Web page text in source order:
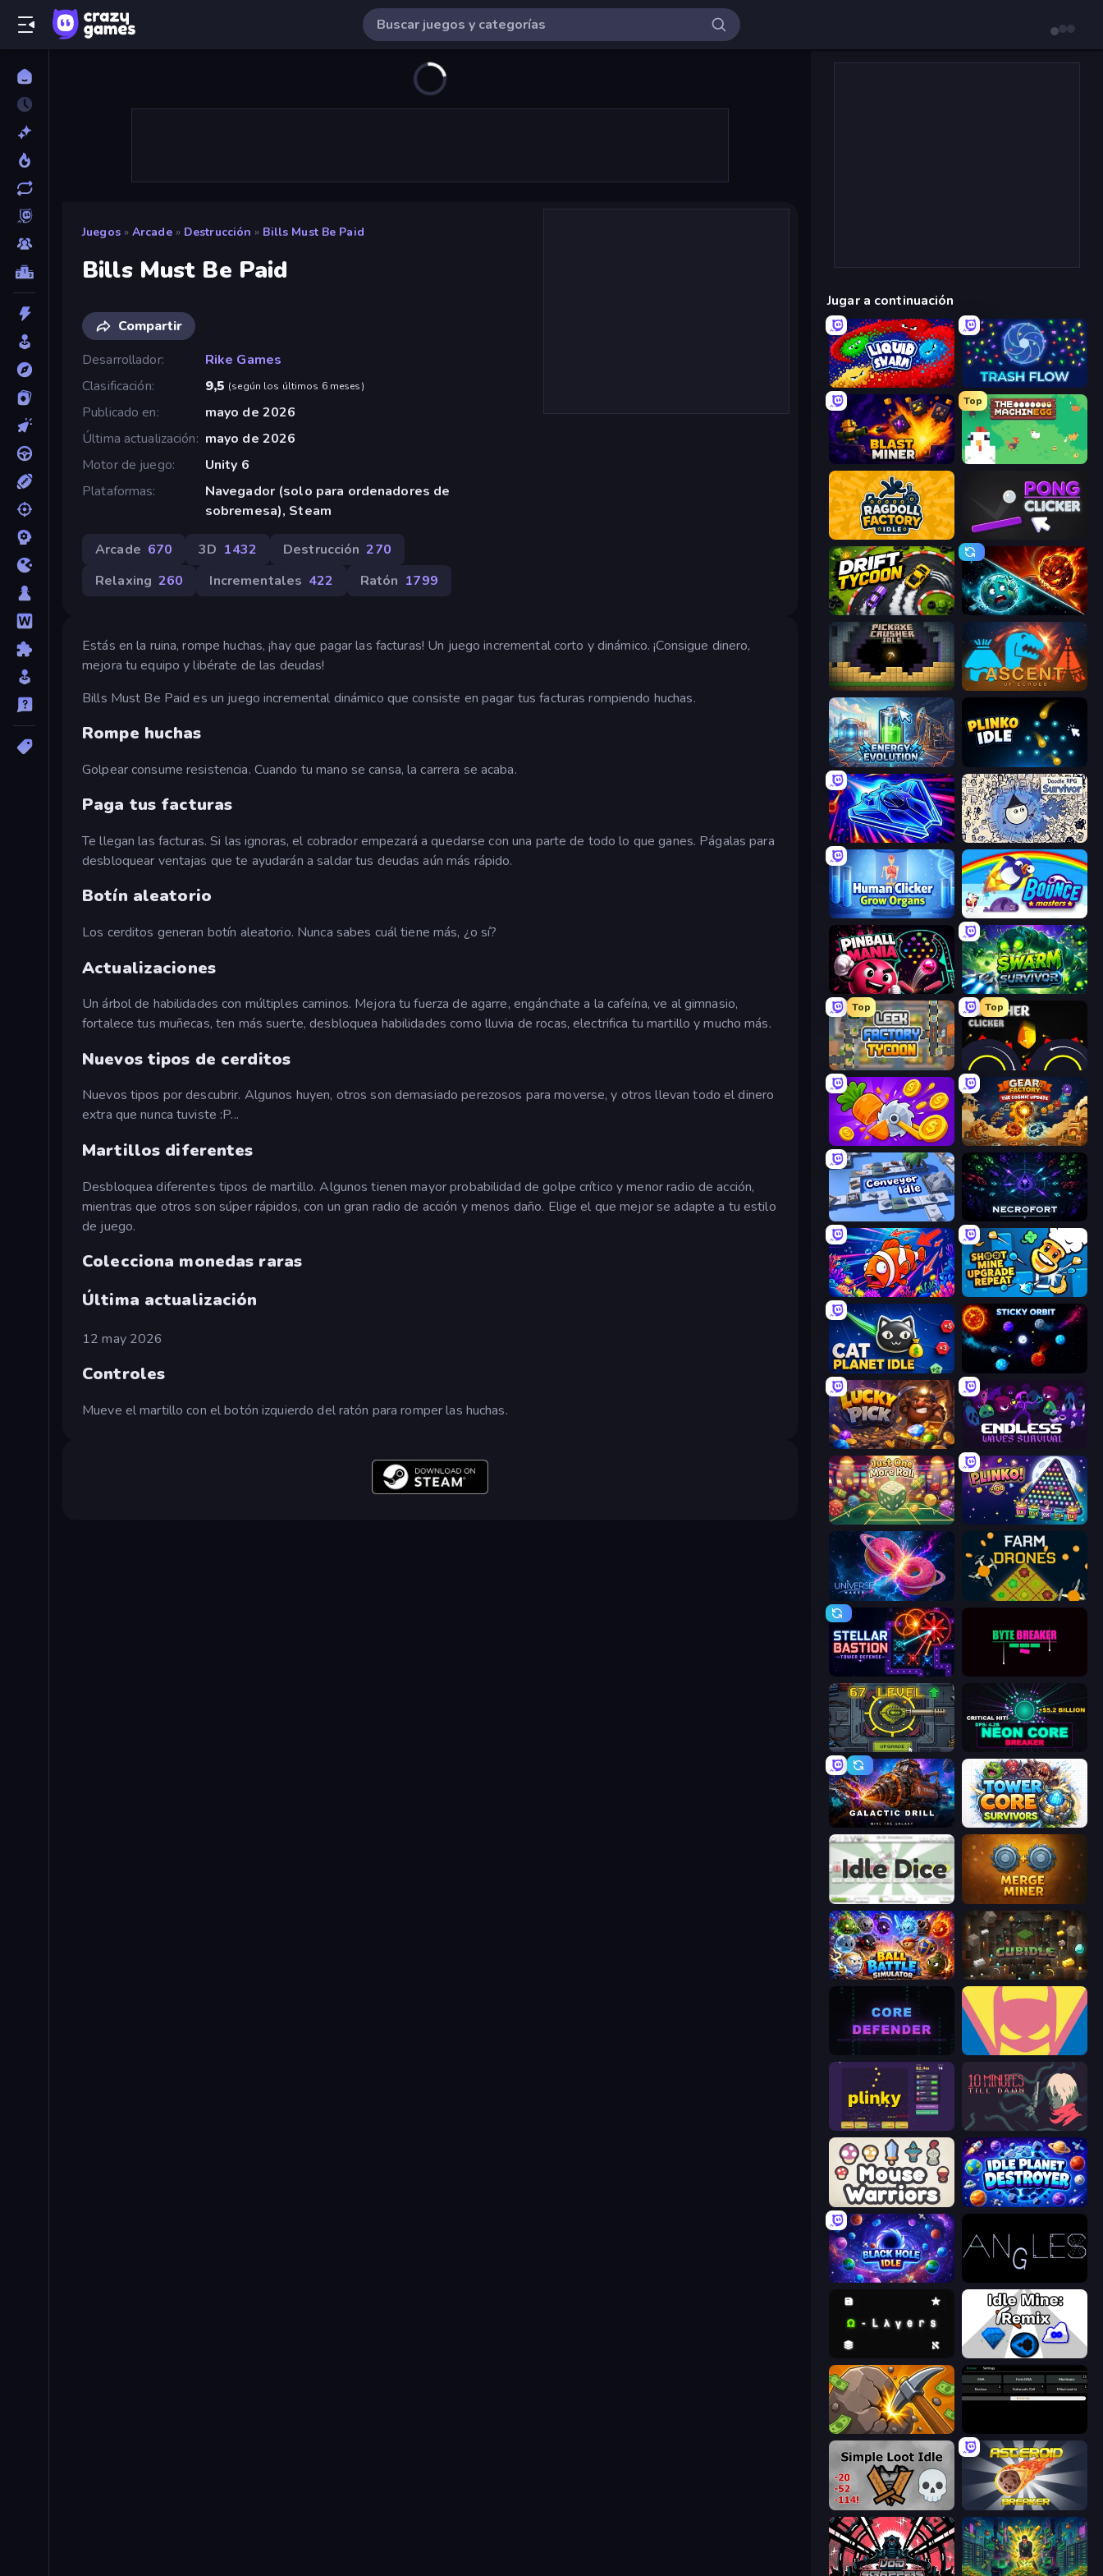
Juegos » Arcade » Destrucción » Bills Must Be Paid
Bills Must Be Paid
Compartir
Desarrollador
Rike Games
Clasificación
9,5 (según los últimos 6 meses)
Publicado en
mayo de 2026
Última actualización
mayo de 2026
Motor de juego
Unity 6
Plataformas
Navegador (solo para ordenadores de
sobremesa), Steam
Arcade 670 3D 1432 Destrucción 270
Relaxing 260 Incrementales 422 Ratón 1799
Estás en la ruina, rompe huchas, ¡hay que pagar las facturas! Un juego incremental corto y dinámico. ¡Consigue dinero,
mejora tu equipo y libérate de las deudas!
Bills Must Be Paid es un juego incremental dinámico que consiste en pagar tus facturas rompiendo huchas.
Rompe huchas
Golpear consume resistencia. Cuando tu mano se cansa, la carrera se acaba.
Paga tus facturas
Te llegan las facturas. Si las ignoras, el cobrador empezará a quedarse con una parte de todo lo que ganes. Págalas para
desbloquear ventajas que te ayudarán a saldar tus deudas aún más rápido.
Botín aleatorio
Los cerditos generan botín aleatorio. Nunca sabes cuál tiene más, ¿o sí?
Actualizaciones
Un árbol de habilidades con múltiples caminos. Mejora tu fuerza de agarre, engánchate a la cafeína, ve al gimnasio,
fortalece tus muñecas, ten más suerte, desbloquea habilidades como lluvia de rocas, electrifica tu martillo y mucho más.
Nuevos tipos de cerditos
Nuevos tipos por descubrir. Algunos huyen, otros son demasiado perezosos para moverse, y otros llevan todo el dinero
extra que nunca tuviste :P...
Martillos diferentes
Desbloquea diferentes tipos de martillo. Algunos tienen mayor probabilidad de golpe crítico y menor radio de acción,
mientras que otros son súper rápidos, con un gran radio de acción y menos daño. Elige el que mejor se adapte a tu estilo
de juego.
Colecciona monedas raras
Última actualización
12 may 2026
Controles
Mueve el martillo con el botón izquierdo del ratón para romper las huchas.
Jugar a continuación
Liquid Swarm Trash Flow
Blast Miner
Top
The MachinEGG
Ragdoll Factory Idle Pong Clicker
Drift Tycoon PlanetCrush 2
Pickaxe Crusher Idle Ascent of Echoes
Energy Evolution Plinko Idle
Stellar Swarm Doodle RPG Survivor
Human Clicker: Grow Organs Bouncemasters
Pinball Mania Swarm Survivor
Top
Leek Factory Tycoon
Top
Crusher Clicker
Farm Ring Idle Gear Factory
Conveyor Idle Necrofort
Fish Catch Idle Shoot Mine Upgrade Repeat
Cat Planet Idle Sticky Orbit
Lucky Pick Endless Waves Survival
Just One More Roll PLINKO!
Universe Maker Farm Drones
Stellar Bastion
Tank Evolution Neon Core Breaker
Galactic Drill Tower Core Survivors
Idle Dice Merge Miner
Ball Battle Simulator Cubidle
Core Defender Idle Superpowers
Plinky 10 Minutes Till Dawn
Mouse Warriors Idle Planet Destroyer
Black Hole Idle
Omega Layers Idle Mine: Remix
Mine Clicker
Simple Loot Idle Asteroid Breaker